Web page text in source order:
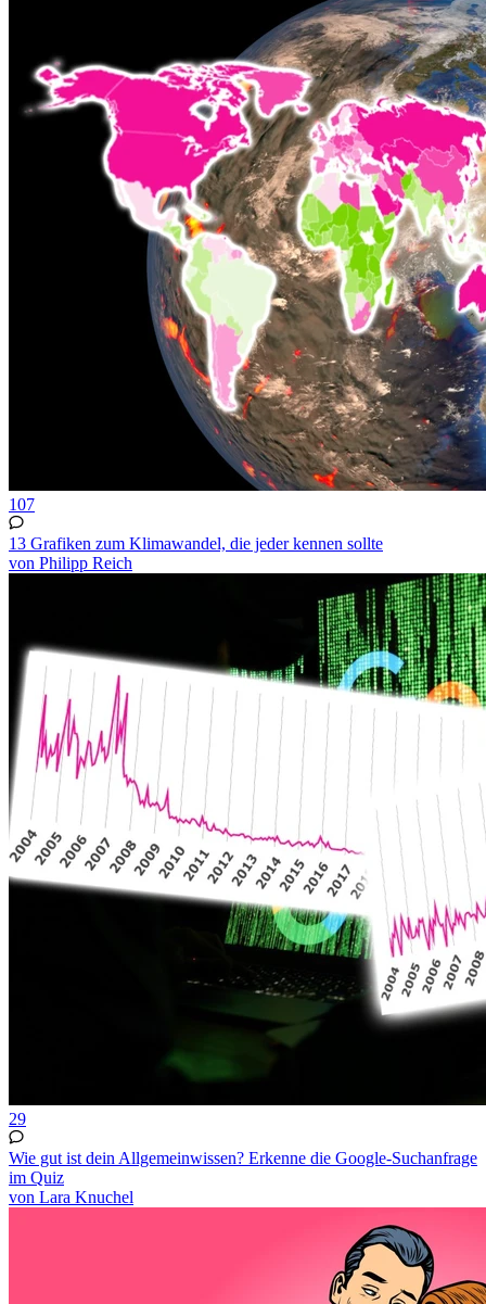
107
13 Grafiken zum Klimawandel, die jeder kennen sollte
von Philipp Reich
29
Wie gut ist dein Allgemeinwissen? Erkenne die Google-Suchanfrage
im Quiz
von Lara Knuchel